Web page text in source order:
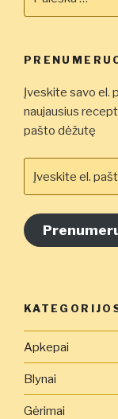
Įveskite savo el.
naujausius
pašto dėžutę
el.
adresą
čia
Apkepai
Blynai
Gėrimai